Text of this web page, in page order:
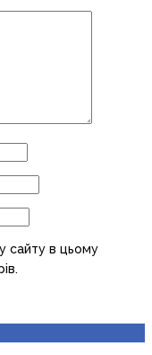
сайту в цьому